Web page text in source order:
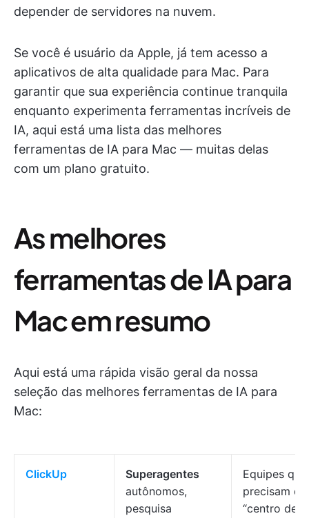
depender de servidores na nuvem.
Se você é usuário da Apple, já tem acesso a
aplicativos de alta qualidade para Mac. Para
garantir que sua experiência continue tranquila
enquanto experimenta ferramentas incríveis de
IA, aqui está uma lista das melhores
ferramentas de IA para Mac — muitas delas
com um plano gratuito.
As melhores
ferramentas de IA para
Mac em resumo
Aqui está uma rápida visão geral da nossa
seleção das melhores ferramentas de IA para
Mac:
ClickUp
Superagentes
autônomos,
pesquisa
Equipes que
precisam
“centro de